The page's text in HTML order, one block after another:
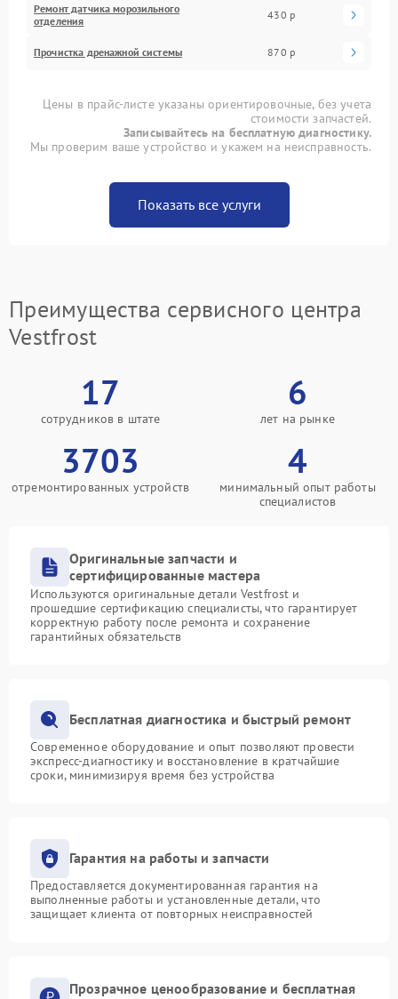
Ремонт датчика морозильного
отделения
430 р
Прочистка дренажной системы 870 р
Цены в прайс-листе указаны ориентировочные, без учета
стоимости запчастей.
Записывайтесь на бесплатную диагностику.
Мы проверим ваше устройство и укажем на неисправность.
Показать все услуги
Преимущества сервисного центра
Vestfrost
17
сотрудников в штате
6
лет на рынке
3703
отремонтированных устройств
4
минимальный опыт работы
специалистов
Оригинальные запчасти и
сертифицированные мастера
Используются оригинальные детали Vestfrost и
прошедшие сертификацию специалисты, что гарантирует
корректную работу после ремонта и сохранение
гарантийных обязательств
Бесплатная диагностика и быстрый ремонт
Современное оборудование и опыт позволяют провести
экспресс-диагностику и восстановление в кратчайшие
сроки, минимизируя время без устройства
Гарантия на работы и запчасти
Предоставляется документированная гарантия на
выполненные работы и установленные детали, что
защищает клиента от повторных неисправностей
Прозрачное ценообразование и бесплатная